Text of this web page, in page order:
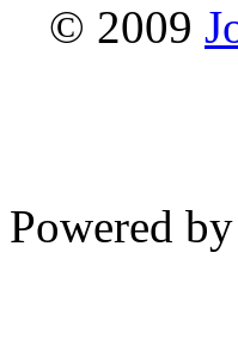
© 2009
Powered by